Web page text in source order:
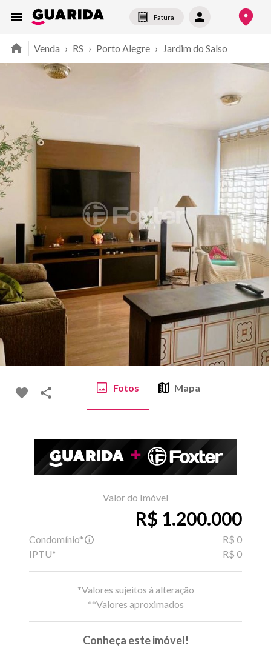
Fatura
Venda › RS › Porto Alegre › Jardim do Salso
Fotos Mapa
Valor do Imóvel
R$ 1.200.000
Condomínio*
R$ 0
IPTU*
R$ 0
*Valores sujeitos à alteração
**Valores aproximados
Conheça este imóvel!